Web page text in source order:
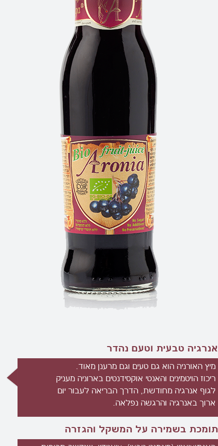
אנרגיה טבעית וטעם נהדר
מיץ האורניה הוא גם טעים וגם מרענן מאוד.
ריכוז הויטמינים והאנטי אוקסידנטים בארוניה מעניק
לגוף אנרגיה מחודשת, הדרך הבריאה לעבור יום
ארוך באנרגיה והרגשה נפלאה.
תומכת בשמירה על המשקל והגזרה